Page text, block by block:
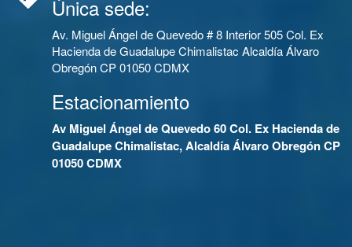
Única sede:
Av. Miguel Ángel de Quevedo # 8 Interior 505 Col. Ex
Hacienda de Guadalupe Chimalistac Alcaldía Álvaro
Obregón CP 01050 CDMX
Estacionamiento
Av Miguel Ángel de Quevedo 60 Col. Ex Hacienda de
Guadalupe Chimalistac, Alcaldía Álvaro Obregón CP
01050 CDMX